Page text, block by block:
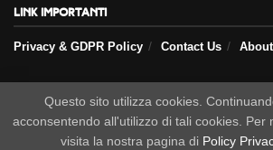
Link importanti
Privacy & GDPR Policy Contact Us
Seguici sui nostri social
Questo sito utilizza cookies.
acconsentendo all'utilizzo di tali cookies. Per
visita la nostra pagina di Policy